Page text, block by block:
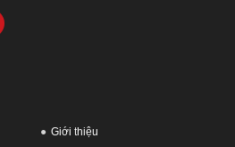
Giới thiệu